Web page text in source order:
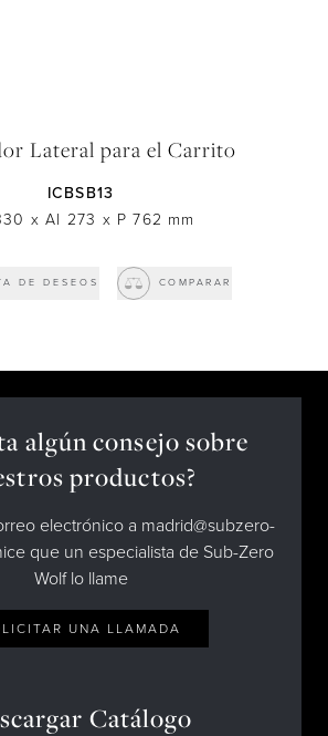
Lateral para el Carrito
ICBSB13
x Al 273 x P 762 mm
DE DESEOS COMPARAR
algún consejo sobre
productos?
electrónico a madrid@subzero-
que un especialista de Sub-Zero
Wolf lo llame
UNA LLAMADA
Catálogo